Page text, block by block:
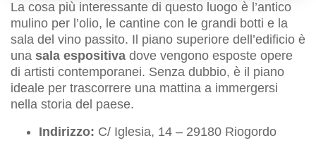
La cosa più interessante di questo luogo è l’antico
mulino per l’olio, le cantine con le grandi botti e la
sala del vino passito. Il piano superiore dell’edificio è
una sala espositiva dove vengono esposte opere
di artisti contemporanei. Senza dubbio, è il piano
ideale per trascorrere una mattina a immergersi
nella storia del paese.
Indirizzo: C/ Iglesia, 14 – 29180 Riogordo